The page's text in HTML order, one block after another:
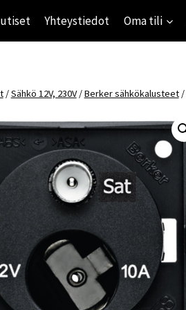
Yhteystiedot Oma tili
/Sähkö 12V, 230V /Berker sähkökalusteet /